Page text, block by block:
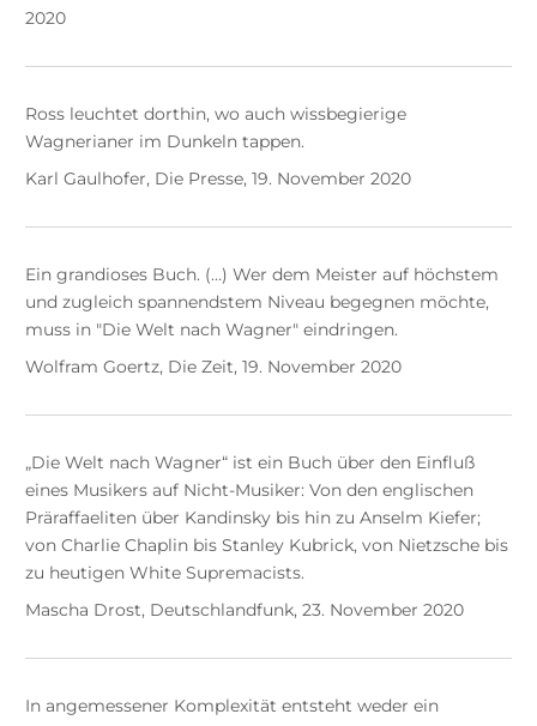
2020
Ross leuchtet dorthin, wo auch wissbegierige
Wagnerianer im Dunkeln tappen.
Karl Gaulhofer, Die Presse, 19. November 2020
Ein grandioses Buch. (…) Wer dem Meister auf höchstem
und zugleich spannendstem Niveau begegnen möchte,
muss in "Die Welt nach Wagner" eindringen.
Wolfram Goertz, Die Zeit, 19. November 2020
„Die Welt nach Wagner“ ist ein Buch über den Einfluß
eines Musikers auf Nicht-Musiker: Von den englischen
Präraffaeliten über Kandinsky bis hin zu Anselm Kiefer;
von Charlie Chaplin bis Stanley Kubrick, von Nietzsche bis
zu heutigen White Supremacists.
Mascha Drost, Deutschlandfunk, 23. November 2020
In angemessener Komplexität entsteht weder ein